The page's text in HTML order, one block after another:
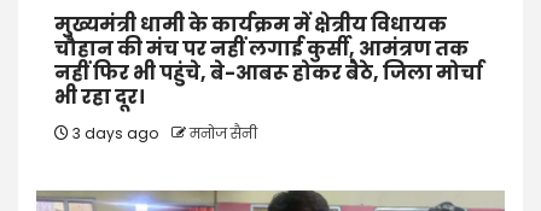
मुख्यमंत्री धामी के कार्यक्रम में क्षेत्रीय विधायक
चौहान की मंच पर नहीं लगाई कुर्सी, आमंत्रण तक
नहीं फिर भी पहुंचे, बे-आबरू होकर बैठे, जिला मोर्चा
भी रहा दूर।
3 days ago मनोज सैनी